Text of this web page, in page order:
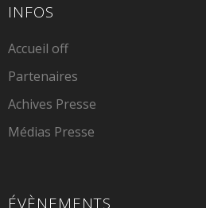
INFOS
Accueil off
Partenaires
Achives Presse
Médias Presse
ÉVÈNEMENTS